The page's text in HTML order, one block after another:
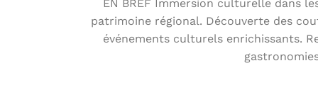
EN BREF Immersion culturelle dans
patrimoine régional. Découverte des
événements culturels enrichissants.